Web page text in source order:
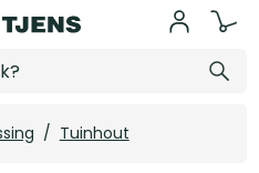
/ Tuinhout